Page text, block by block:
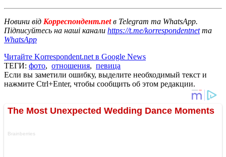
Новини від Корреспондент.netв Telegram та WhatsApp.
Підписуйтесь на наші канали https://t.me/korrespondentnetта
WhatsApp
Читайте Korrespondent.net в Google News
ТЕГИ: фото, отношения, певица
Если вы заметили ошибку, выделите необходимый текст и
нажмите Ctrl+Enter, чтобы сообщить об этом редакции.